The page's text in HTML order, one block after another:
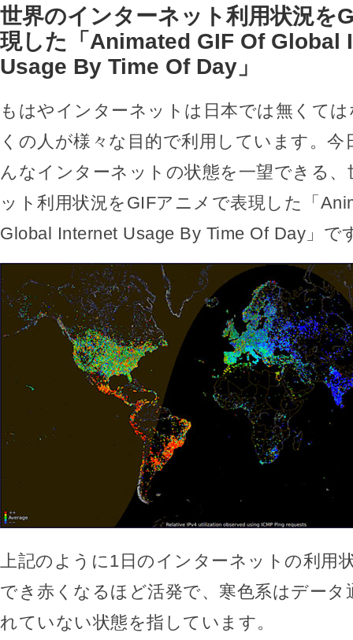
世界のインターネット利用状況を
現した「Animated GIF Of Global
Usage By Time Of Day」
もはやインターネットは日本では無くて
くの人が様々な目的で利用しています。
んなインターネットの状態を一望できる
ット利用状況をGIFアニメで表現した「
Global Internet Usage By Time Of Day」で
上記のように1日のインターネットの利用
でき赤くなるほど活発で、寒色系はデータ
れていない状態を指しています。